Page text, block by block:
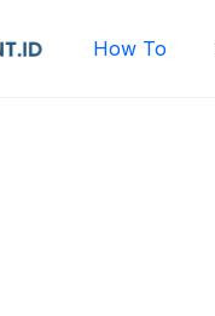
How To